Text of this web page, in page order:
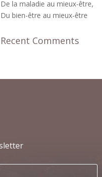
De la maladie au mieux-être,
Du bien-être au mieux-être
Recent Comments